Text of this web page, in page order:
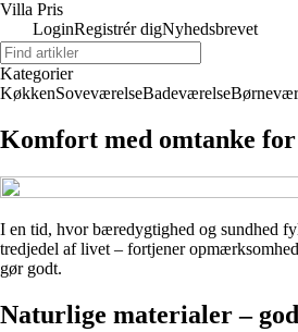
Villa Pris
LoginRegistrér digNyhedsbrevet
Kategorier
KøkkenSoveværelseBadeværelse
Komfort med omtanke
I en tid, hvor bæredygtighed og sundhed
tredjedel af livet – fortjener
gør godt.
Naturlige materialer –